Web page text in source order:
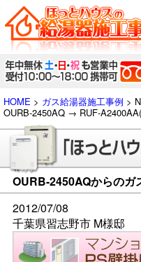
HOME > ガス給湯器施工事例 >
OURB-2450AQ → RUF-
OURB-2450AQからのガ
2012/07/08
千葉県習志野市 M様邸